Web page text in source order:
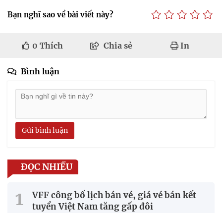
Bạn nghĩ sao về bài viết này?
0 Thích Chia sẻ In
Bình luận
Gửi bình luận
ĐỌC NHIỀU
VFF công bố lịch bán vé, giá vé bán kết
tuyển Việt Nam tăng gấp đôi